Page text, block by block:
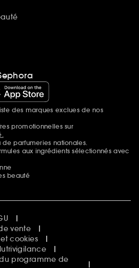
des marques exclues de nos
promotionnelles sur
de parfumeries nationales.
aux ingrédients sélectionnés avec
beauté
vente
cookies
programme de